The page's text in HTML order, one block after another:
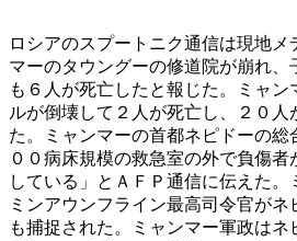
ロシアのスプートニク通信は現地
マーのタウングーの修道院が崩れ、
も６人が死亡したと報じた。ミャ
ルが倒壊して２人が死亡し、２０人
た。ミャンマーの首都ネピドーの総
００病床規模の救急室の外で負傷
している」とＡＦＰ通信に伝えた
ミンアウンフライン最高司令官が
も捕捉された。ミャンマー軍政は